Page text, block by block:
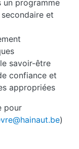
un programme
et
savoir-être
confiance et
appropriées
pour
)